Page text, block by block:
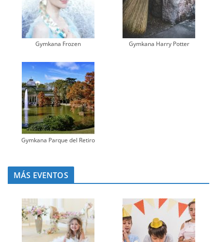
Gymkana Frozen Gymkana Harry Potter
Gymkana Parque del Retiro
MÁS EVENTOS